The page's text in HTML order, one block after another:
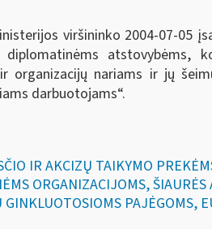
viršininko 2004-07-05
atstovybėms,
nariams ir jų
darbuotojams“.
IR AKCIZŲ TAIKYMO
ORGANIZACIJOMS,
PAJĖGOMS,